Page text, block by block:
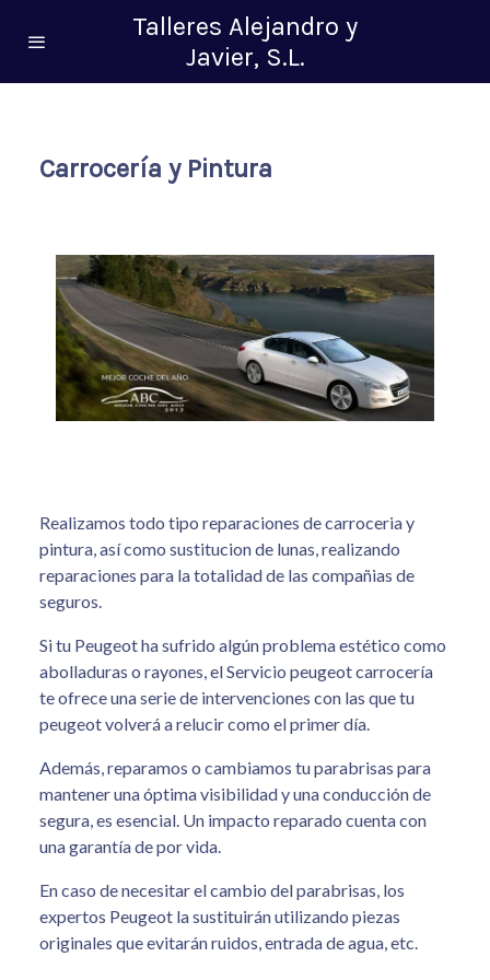
Talleres Alejandro y
Javier, S.L.
Carrocería y Pintura
Realizamos todo tipo reparaciones de carroceria y
pintura, así como sustitucion de lunas, realizando
reparaciones para la totalidad de las compañias de
seguros.
Si tu Peugeot ha sufrido algún problema estético como
abolladuras o rayones, el Servicio peugeot carrocería
te ofrece una serie de intervenciones con las que tu
peugeot volverá a relucir como el primer día.
Además, reparamos o cambiamos tu parabrisas para
mantener una óptima visibilidad y una conducción de
segura, es esencial. Un impacto reparado cuenta con
una garantía de por vida.
En caso de necesitar el cambio del parabrisas, los
expertos Peugeot la sustituirán utilizando piezas
originales que evitarán ruidos, entrada de agua, etc.